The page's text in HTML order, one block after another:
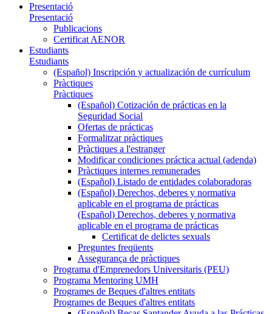
Presentació
Presentació
Publicacions
Certificat AENOR
Estudiants
Estudiants
(Español) Inscripción y actualización de currículum
Pràctiques
Pràctiques
(Español) Cotización de prácticas en la
Seguridad Social
Ofertas de prácticas
Formalitzar pràctiques
Pràctiques a l'estranger
Modificar condiciones práctica actual (adenda)
Pràctiques internes remunerades
(Español) Listado de entidades colaboradoras
(Español) Derechos, deberes y normativa
aplicable en el programa de prácticas
(Español) Derechos, deberes y normativa
aplicable en el programa de prácticas
Certificat de delictes sexuals
Preguntes freqüents
Assegurança de pràctiques
Programa d'Emprenedors Universitaris (PEU)
Programa Mentoring UMH
Programes de Beques d'altres entitats
Programes de Beques d'altres entitats